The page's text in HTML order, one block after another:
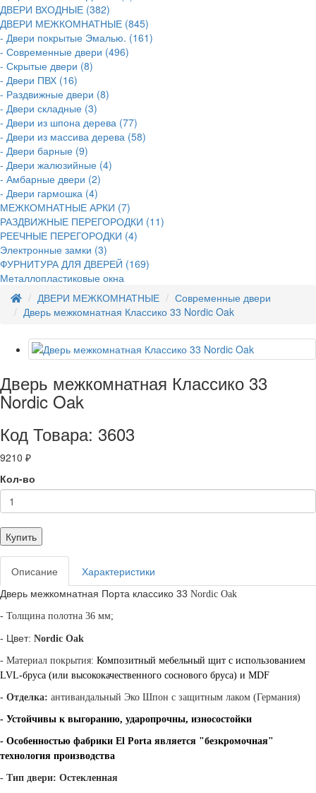
ДВЕРИ ВХОДНЫЕ (382)
ДВЕРИ МЕЖКОМНАТНЫЕ (845)
- Двери покрытые Эмалью. (161)
- Современные двери (496)
- Скрытые двери (8)
- Двери ПВХ (16)
- Раздвижные двери (8)
- Двери складные (3)
- Двери из шпона дерева (77)
- Двери из массива дерева (58)
- Двери барные (9)
- Двери жалюзийные (4)
- Амбарные двери (2)
- Двери гармошка (4)
МЕЖКОМНАТНЫЕ АРКИ (7)
РАЗДВИЖНЫЕ ПЕРЕГОРОДКИ (11)
РЕЕЧНЫЕ ПЕРЕГОРОДКИ (4)
Электронные замки (3)
ФУРНИТУРА ДЛЯ ДВЕРЕЙ (169)
Металлопластиковые окна
ДВЕРИ МЕЖКОМНАТНЫЕ
Современные двери
Дверь межкомнатная Классико 33 Nordic Oak
Дверь межкомнатная Классико 33
Nordic Oak
Код Товара: 3603
9210 ₽
Кол-во
Купить
Описание Характеристики
Дверь межкомнатная Порта классико 33 Nordic Oak
- Толщина полотна 36 мм;
- Цвет: Nordic Oak
- Материал покрытия: Композитный мебельный щит с использованием
LVL-бруса (или высококачественного соснового бруса) и MDF
- Отделка: антивандальный Эко Шпон с защитным лаком (Германия)
- Устойчивы к выгоранию, ударопрочны, износостойки
- Особенностью фабрики El Porta является "безкромочная"
технология производства
- Тип двери: Остекленная